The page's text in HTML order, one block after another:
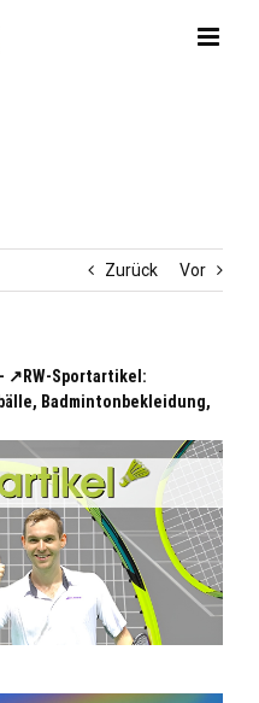
Zurück Vor
↗️RW-Sportartikel:
Badmintonbekleidung,